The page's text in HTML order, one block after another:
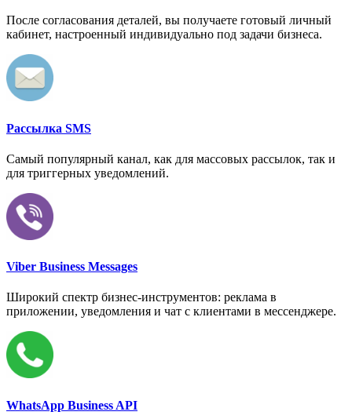
После согласования деталей, вы получаете готовый личный
кабинет, настроенный индивидуально под задачи бизнеса.
Рассылка SMS
Самый популярный канал, как для массовых рассылок, так и
для триггерных уведомлений.
Viber Business Messages
Широкий спектр бизнес-инструментов: реклама в
приложении, уведомления и чат с клиентами в мессенджере.
WhatsApp Business API